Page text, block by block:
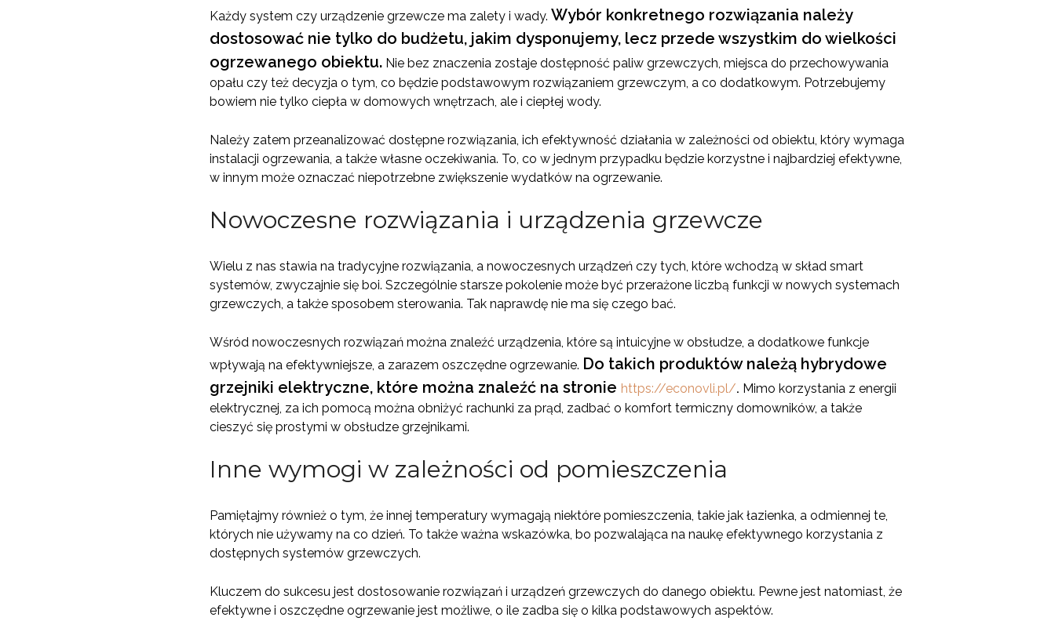
Każdy system czy urządzenie grzewcze ma zalety i wady. Wybór konkretnego rozwiązania należy
dostosować nie tylko do budżetu, jakim dysponujemy, lecz przede wszystkim do wielkości
ogrzewanego obiektu. Nie bez znaczenia zostaje dostępność paliw grzewczych, miejsca do przechowywania
opału czy też decyzja o tym, co będzie podstawowym rozwiązaniem grzewczym, a co dodatkowym. Potrzebujemy
bowiem nie tylko ciepła w domowych wnętrzach, ale i ciepłej wody.
Należy zatem przeanalizować dostępne rozwiązania, ich efektywność działania w zależności od obiektu, który wymaga
instalacji ogrzewania, a także własne oczekiwania. To, co w jednym przypadku będzie korzystne i najbardziej efektywne,
w innym może oznaczać niepotrzebne zwiększenie wydatków na ogrzewanie.
Nowoczesne rozwiązania i urządzenia grzewcze
Wielu z nas stawia na tradycyjne rozwiązania, a nowoczesnych urządzeń czy tych, które wchodzą w skład smart
systemów, zwyczajnie się boi. Szczególnie starsze pokolenie może być przerażone liczbą funkcji w nowych systemach
grzewczych, a także sposobem sterowania. Tak naprawdę nie ma się czego bać.
Wśród nowoczesnych rozwiązań można znaleźć urządzenia, które są intuicyjne w obsłudze, a dodatkowe funkcje
wpływają na efektywniejsze, a zarazem oszczędne ogrzewanie. Do takich produktów należą hybrydowe
grzejniki elektryczne, które można znaleźć na stronie https://econovli.pl/. Mimo korzystania z energii
elektrycznej, za ich pomocą można obniżyć rachunki za prąd, zadbać o komfort termiczny domowników, a także
cieszyć się prostymi w obsłudze grzejnikami.
Inne wymogi w zależności od pomieszczenia
Pamiętajmy również o tym, że innej temperatury wymagają niektóre pomieszczenia, takie jak łazienka, a odmiennej te,
których nie używamy na co dzień. To także ważna wskazówka, bo pozwalająca na naukę efektywnego korzystania z
dostępnych systemów grzewczych.
Kluczem do sukcesu jest dostosowanie rozwiązań i urządzeń grzewczych do danego obiektu. Pewne jest natomiast, że
efektywne i oszczędne ogrzewanie jest możliwe, o ile zadba się o kilka podstawowych aspektów.